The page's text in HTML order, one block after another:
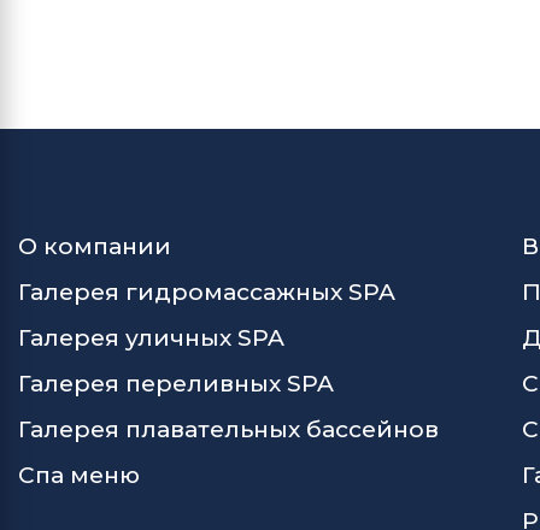
О компании
Галерея гидромассажных SPA
Галерея уличных SPA
Галерея переливных SPA
Галерея плавательных бассейнов
Спа меню